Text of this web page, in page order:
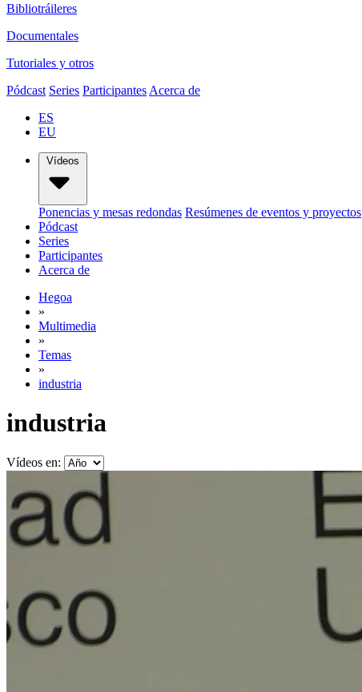
Bibliotráileres
Documentales
Tutoriales y otros
Pódcast Series Participantes Acerca de
ES
EU
Vídeos
Ponencias y mesas redondas Resúmenes de eventos y proyectos
Pódcast
Series
Participantes
Acerca de
Hegoa
»
Multimedia
»
Temas
»
industria
industria
Vídeos en: